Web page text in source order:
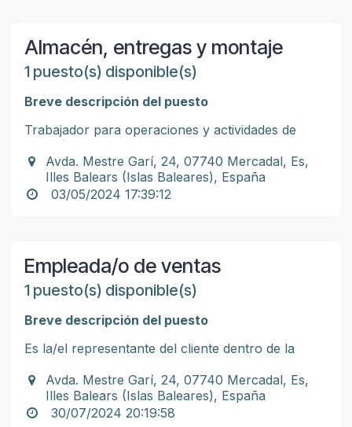
Almacén, entregas y montaje
1 puesto(s) disponible(s)
Breve descripción del puesto
Trabajador para operaciones y actividades de
almacén, entregas y montajes.
Buscamos un trabajador para participar en
nuestras operaciones y actividades de almacén,
entregas y montajes. Entre las responsabilidades
cliente.Preparar y completar pedidos para entregas o
recogidas según la planificación (cargar,
empaquetar, etiquetar, enviar...)
y montar)
Recibir y procesar existencias del almacén
(recoger, descargar, etiquetar y almacenar)
Llevar a cabo controles de inventarios
Mantener un entorno de trabajo despejado y
seguro para optimizar el uso del espacio
Cumplimentar registros en el inventario
Requisitos
Experiencia laboral demostrable como
trabajador de almacén
Dominio de software y sistemas de
inventarios
Avda. Mestre Garí, 24, 07740 Mercadal, Es,
Illes Balears (Islas Baleares), España
03/05/2024 17:39:12
Empleada/o de ventas
1 puesto(s) disponible(s)
Breve descripción del puesto
Es la/el representante del cliente dentro de la
motivar al consumidor. Igual importancia tiene la
actividad de la venta como el servicio de
Avda. Mestre Garí, 24, 07740 Mercadal, Es,
Illes Balears (Islas Baleares), España
30/07/2024 20:19:58